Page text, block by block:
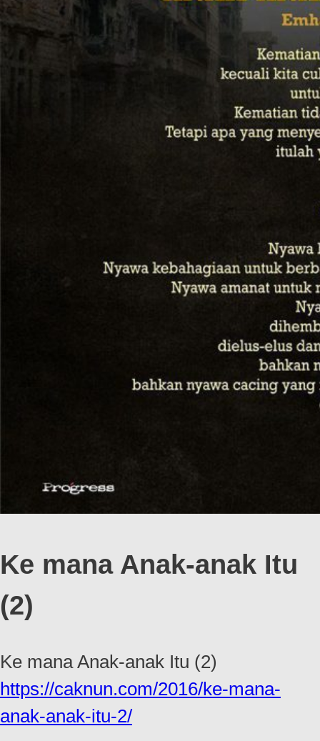
Ke mana Anak-anak Itu
(2)
Ke mana Anak-anak Itu (2)
https://caknun.com/2016/ke-mana-
anak-anak-itu-2/